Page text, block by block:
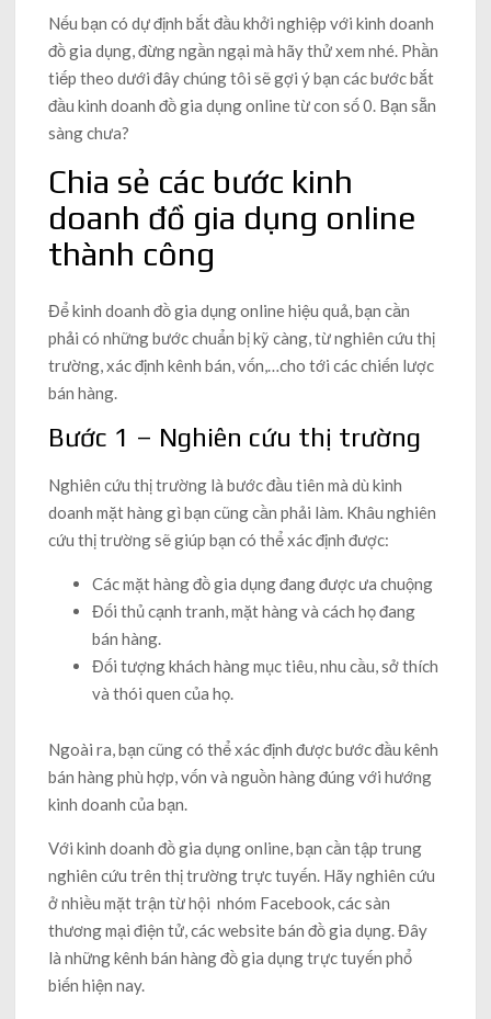
Nếu bạn có dự định bắt đầu khởi nghiệp với kinh doanh
đồ gia dụng, đừng ngần ngại mà hãy thử xem nhé. Phần
tiếp theo dưới đây chúng tôi sẽ gợi ý bạn các bước bắt
đầu kinh doanh đồ gia dụng online từ con số 0. Bạn sẵn
sàng chưa?
Chia sẻ các bước kinh
doanh đồ gia dụng online
thành công
Để kinh doanh đồ gia dụng online hiệu quả, bạn cần
phải có những bước chuẩn bị kỹ càng, từ nghiên cứu thị
trường, xác định kênh bán, vốn,…cho tới các chiến lược
bán hàng.
Bước 1 – Nghiên cứu thị trường
Nghiên cứu thị trường là bước đầu tiên mà dù kinh
doanh mặt hàng gì bạn cũng cần phải làm. Khâu nghiên
cứu thị trường sẽ giúp bạn có thể xác định được:
Các mặt hàng đồ gia dụng đang được ưa chuộng
Đối thủ cạnh tranh, mặt hàng và cách họ đang
bán hàng.
Đối tượng khách hàng mục tiêu, nhu cầu, sở thích
và thói quen của họ.
Ngoài ra, bạn cũng có thể xác định được bước đầu kênh
bán hàng phù hợp, vốn và nguồn hàng đúng với hướng
kinh doanh của bạn.
Với kinh doanh đồ gia dụng online, bạn cần tập trung
nghiên cứu trên thị trường trực tuyến. Hãy nghiên cứu
ở nhiều mặt trận từ hội nhóm Facebook, các sàn
thương mại điện tử, các website bán đồ gia dụng. Đây
là những kênh bán hàng đồ gia dụng trực tuyến phổ
biến hiện nay.